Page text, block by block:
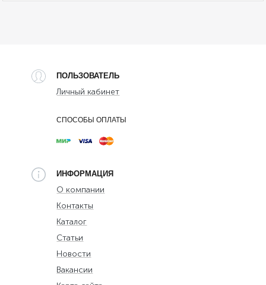
ПОЛЬЗОВАТЕЛЬ
Личный кабинет
СПОСОБЫ ОПЛАТЫ
ИНФОРМАЦИЯ
О компании
Контакты
Каталог
Статьи
Новости
Вакансии